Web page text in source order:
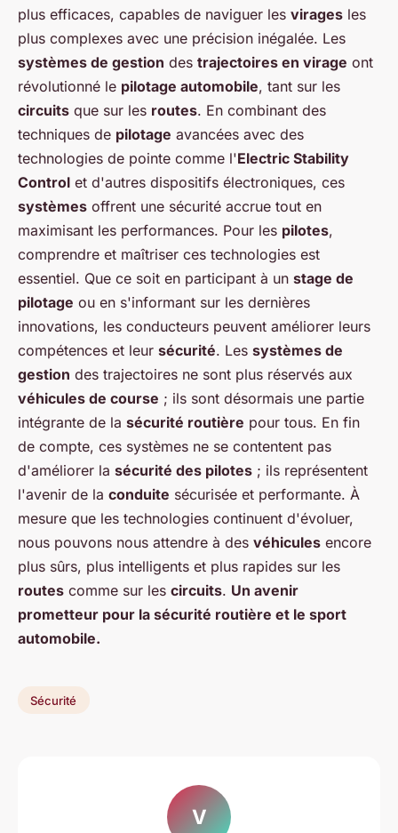
plus efficaces, capables de naviguer les virages les
plus complexes avec une précision inégalée. Les
systèmes de gestion des trajectoires en virage ont
révolutionné le pilotage automobile, tant sur les
circuits que sur les routes. En combinant des
techniques de pilotage avancées avec des
technologies de pointe comme l'Electric Stability
Control et d'autres dispositifs électroniques, ces
systèmes offrent une sécurité accrue tout en
maximisant les performances. Pour les pilotes,
comprendre et maîtriser ces technologies est
essentiel. Que ce soit en participant à un stage de
pilotage ou en s'informant sur les dernières
innovations, les conducteurs peuvent améliorer leurs
compétences et leur sécurité. Les systèmes de
gestion des trajectoires ne sont plus réservés aux
véhicules de course ; ils sont désormais une partie
intégrante de la sécurité routière pour tous. En fin
de compte, ces systèmes ne se contentent pas
d'améliorer la sécurité des pilotes ; ils représentent
l'avenir de la conduite sécurisée et performante. À
mesure que les technologies continuent d'évoluer,
nous pouvons nous attendre à des véhicules encore
plus sûrs, plus intelligents et plus rapides sur les
routes comme sur les circuits. Un avenir
prometteur pour la sécurité routière et le sport
automobile.
Sécurité
V